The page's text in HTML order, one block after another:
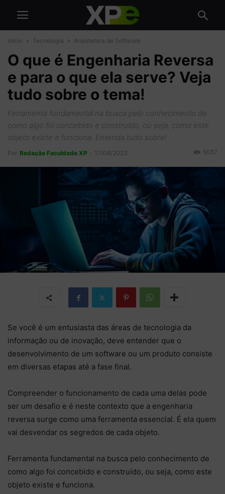
Início Tecnologia Arquitetura de Software
O que é Engenharia Reversa
e para o que ela serve? Veja
tudo sobre o tema!
Ferramenta fundamental na busca pelo conhecimento de
como algo foi concebido e construído, ou seja, como este
objeto existe e funciona. Entenda tudo sobre!
Por Redação Faculdade XP 17/08/2023 5057
Se você é um entusiasta das áreas de tecnologia da
informação ou de inovação, deve entender que o
desenvolvimento de um software ou um produto consiste
em diversas etapas até a fase final.
Compreender o funcionamento de cada uma delas pode
ser um desafio e é neste contexto que a engenharia
reversa surge como uma ferramenta essencial. É ela quem
vai desvendar os segredos de cada objeto.
Ferramenta fundamental na busca pelo conhecimento de
como algo foi concebido e construído, ou seja, como este
objeto existe e funciona.